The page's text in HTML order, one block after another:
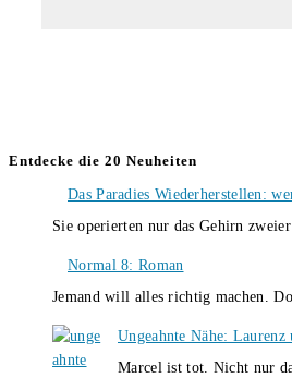
Entdecke die 20 Neuheiten
Das Paradies Wiederherstellen:
Sie operierten nur das Gehirn
Normal 8: Roman
Jemand will alles richtig machen.
Ungeahnte Nähe:
Marcel ist tot. Nicht nur